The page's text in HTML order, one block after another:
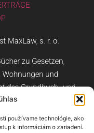
používame technológie, ako
k informáciám o zariadení.
MaxLaw, s. r. o.
zu Gesetzen,
Wohnungen und
des Grundbuch- und